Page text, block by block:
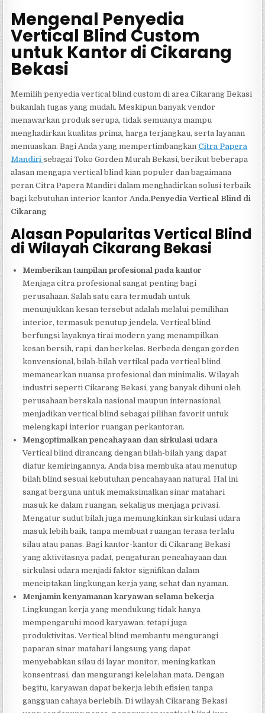
Mengenal Penyedia
Vertical Blind Custom
untuk Kantor di Cikarang
Bekasi
Memilih penyedia vertical blind custom di area Cikarang Bekasi
bukanlah tugas yang mudah. Meskipun banyak vendor
menawarkan produk serupa, tidak semuanya mampu
menghadirkan kualitas prima, harga terjangkau, serta layanan
memuaskan. Bagi Anda yang mempertimbangkan Citra Papera
Mandirisebagai Toko Gorden Murah Bekasi, berikut beberapa
alasan mengapa vertical blind kian populer dan bagaimana
peran Citra Papera Mandiri dalam menghadirkan solusi terbaik
bagi kebutuhan interior kantor Anda.Penyedia Vertical Blind di
Cikarang
Alasan Popularitas Vertical Blind
di Wilayah Cikarang Bekasi
Memberikan tampilan profesional pada kantor
Menjaga citra profesional sangat penting bagi
perusahaan. Salah satu cara termudah untuk
menunjukkan kesan tersebut adalah melalui pemilihan
interior, termasuk penutup jendela. Vertical blind
berfungsi layaknya tirai modern yang menampilkan
kesan bersih, rapi, dan berkelas. Berbeda dengan gorden
konvensional, bilah-bilah vertikal pada vertical blind
memancarkan nuansa profesional dan minimalis. Wilayah
industri seperti Cikarang Bekasi, yang banyak dihuni oleh
perusahaan berskala nasional maupun internasional,
menjadikan vertical blind sebagai pilihan favorit untuk
melengkapi interior ruangan perkantoran.
Mengoptimalkan pencahayaan dan sirkulasi udara
Vertical blind dirancang dengan bilah-bilah yang dapat
diatur kemiringannya. Anda bisa membuka atau menutup
bilah blind sesuai kebutuhan pencahayaan natural. Hal ini
sangat berguna untuk memaksimalkan sinar matahari
masuk ke dalam ruangan, sekaligus menjaga privasi.
Mengatur sudut bilah juga memungkinkan sirkulasi udara
masuk lebih baik, tanpa membuat ruangan terasa terlalu
silau atau panas. Bagi kantor-kantor di Cikarang Bekasi
yang aktivitasnya padat, pengaturan pencahayaan dan
sirkulasi udara menjadi faktor signifikan dalam
menciptakan lingkungan kerja yang sehat dan nyaman.
Menjamin kenyamanan karyawan selama bekerja
Lingkungan kerja yang mendukung tidak hanya
mempengaruhi mood karyawan, tetapi juga
produktivitas. Vertical blind membantu mengurangi
paparan sinar matahari langsung yang dapat
menyebabkan silau di layar monitor, meningkatkan
konsentrasi, dan mengurangi kelelahan mata. Dengan
begitu, karyawan dapat bekerja lebih efisien tanpa
gangguan cahaya berlebih. Di wilayah Cikarang Bekasi